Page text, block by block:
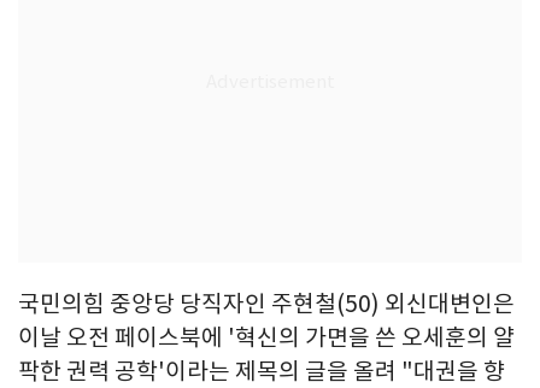
국민의힘 중앙당 당직자인 주현철(50) 외신대변인은
이날 오전 페이스북에 '혁신의 가면을 쓴 오세훈의 얄
팍한 권력 공학'이라는 제목의 글을 올려 "대권을 향